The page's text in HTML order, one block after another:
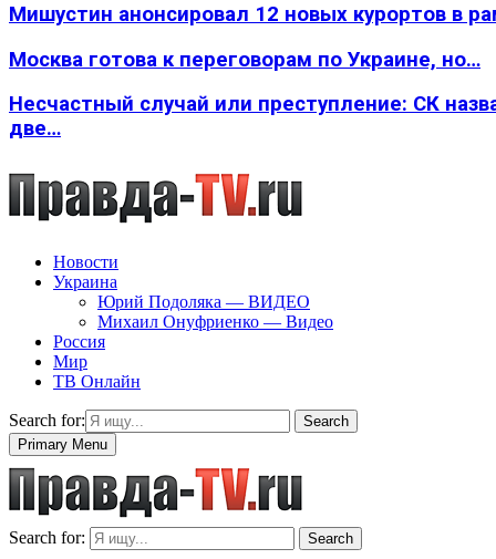
Мишустин анонсировал 12 новых курортов в
Москва готова к переговорам по Украине, но…
Несчастный случай или преступление: СК
две…
Новости
Украина
Юрий Подоляка — ВИДЕО
Михаил Онуфриенко — Видео
Россия
Мир
ТВ Онлайн
Search for:
Search
Primary Menu
Search for: Search